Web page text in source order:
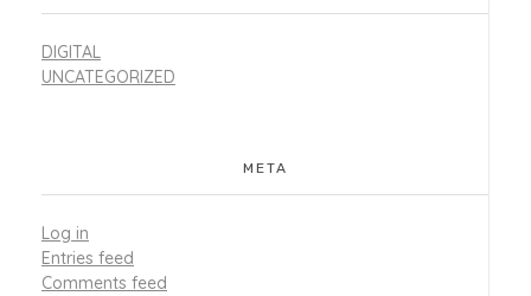
DIGITAL
UNCATEGORIZED
META
Log in
Entries feed
Comments feed